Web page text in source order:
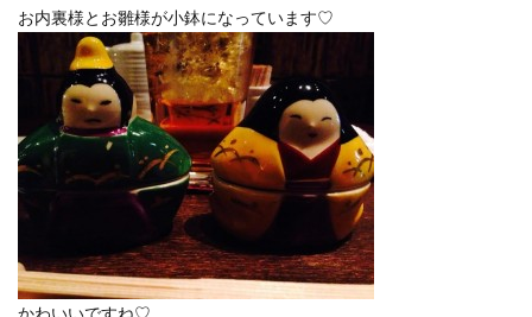
お内裏様とお雛様が小鉢になっています♡
かわいいですね♡